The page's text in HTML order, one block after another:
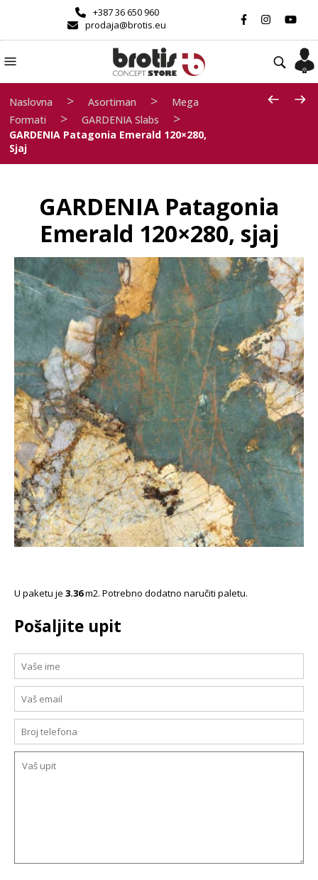
+387 36 650 960
prodaja@brotis.eu
Naslovna > Asortiman >
Mega
Formati
> GARDENIA Slabs >
GARDENIA Patagonia Emerald 120×280,
Sjaj
GARDENIA Patagonia
Emerald 120×280, sjaj
U paketu je 3.36m2. Potrebno dodatno naručiti paletu.
Pošaljite upit